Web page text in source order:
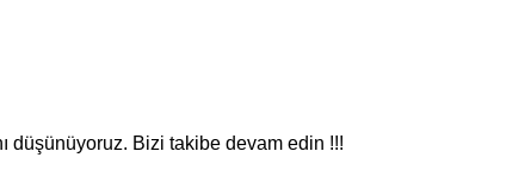
düşünüyoruz. Bizi takibe devam edin !!!